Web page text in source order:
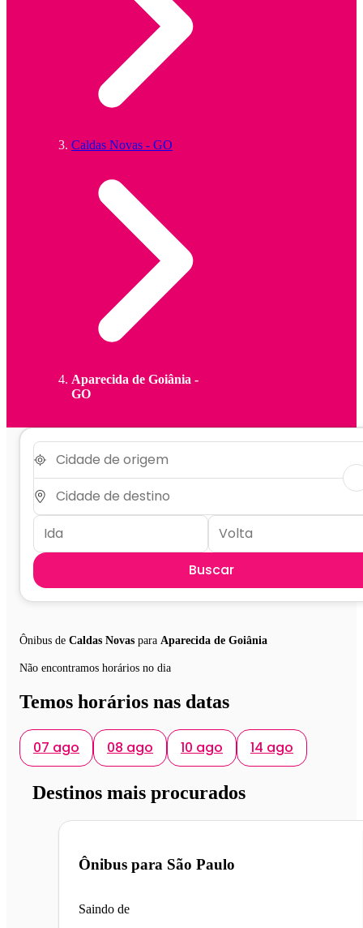
Caldas Novas - GO
Aparecida de Goiânia -
GO
Buscar
Ônibus de Caldas Novas para Aparecida de Goiânia
Não encontramos horários no dia
Temos horários nas datas
07 ago 08 ago 10 ago 14 ago
Destinos mais procurados
Ônibus para São Paulo
Saindo de